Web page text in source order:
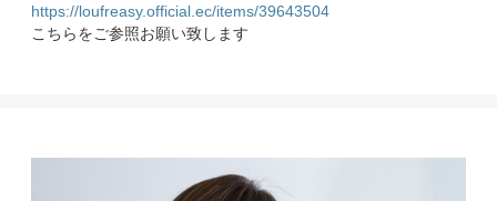
https://loufreasy.official.ec/items/39643504
こちらをご参照お願い致します